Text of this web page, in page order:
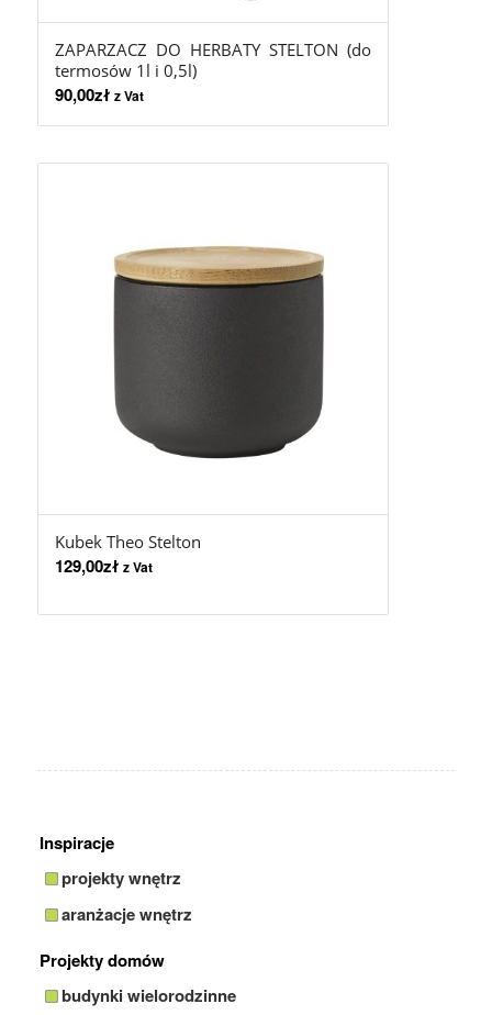
ZAPARZACZ DO HERBATY STELTON (do
termosów 1l i 0,5l)
90,00zł z Vat
Kubek Theo Stelton
129,00zł z Vat
Inspiracje
projekty wnętrz
aranżacje wnętrz
Projekty domów
budynki wielorodzinne